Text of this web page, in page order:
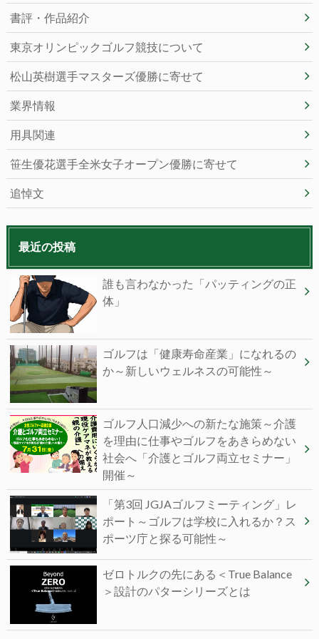
書評・作品紹介
東京オリンピックゴルフ競技について
松山英樹選手マスターズ優勝に寄せて
業界情報
用具関連
笹生優花選手全米女子オープン優勝に寄せて
追悼文
最近の投稿
誰も⾔わなかった「パッティングの正
体」
ゴルフは「健康寿命産業」になれるの
か～新しいウェルネスの可能性～
ゴルフ人口減少への新たな施策～介護
を理由に仕事やゴルフをあきらめない
社会へ「介護とゴルフ両立セミナー」
開催～
「第3回 JGJAゴルフミーティング」レ
ポート～ゴルフは学校に入れるか？ス
ポーツ庁と探る可能性～
ゼロトルクの先にある＜True Balance
＞設計のパターシリーズとは